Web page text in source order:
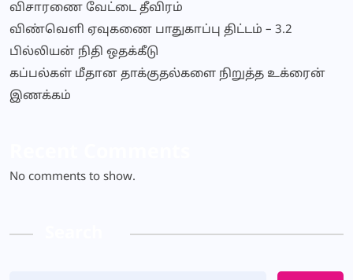
விசாரணை வேட்டை தீவிரம்
விண்வெளி ஏவுகணை பாதுகாப்பு திட்டம் – 3.2
பில்லியன் நிதி ஒதக்கீடு
கப்பல்கள் மீதான தாக்குதல்களை நிறுத்த உக்ரைன்
இணக்கம்
No comments to show.